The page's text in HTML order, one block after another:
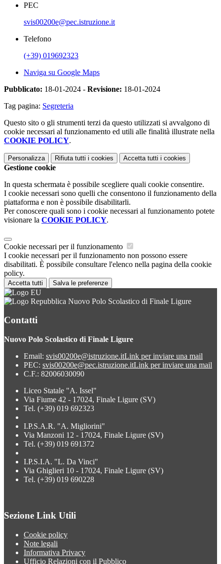
PEC
svis00200e@pec.istruzione.it
Telefono
(+39) 019692323
Naviga su Google Maps
Pubblicato: 18-01-2024 - Revisione: 18-01-2024
Tag pagina: Segreteria
Questo sito o gli strumenti terzi da questo utilizzati si avvalgono di
cookie necessari al funzionamento ed utili alle finalità illustrate nella
COOKIE POLICY.
Personalizza Rifiuta tutti i cookies Accetta tutti i cookies
Gestione cookie
In questa schermata è possibile scegliere quali cookie consentire.
I cookie necessari sono quelli che consentono il funzionamento della
piattaforma e non è possibile disabilitarli.
Per conoscere quali sono i cookie necessari al funzionamento potete
visionare la COOKIE POLICY.
Cookie necessari per il funzionamento
I cookie necessari per il funzionamento non possono essere
disabilitati. È possibile consultare l'elenco nella pagina della cookie
policy.
Accetta tutti Salva le preferenze
Nuovo Polo Scolastico di Finale Ligure
Contatti
Nuovo Polo Scolastico di Finale Ligure
Email: svis00200e@istruzione.itLink per inviare una mail
PEC: svis00200e@pec.istruzione.itLink per inviare una mail
C.F.: 82006030090
Liceo Statale "A. Issel"
Via Fiume 42 - 17024, Finale Ligure (SV)
Tel. (+39) 019 692323
I.P.S.A.R. "A. Migliorini"
Via Manzoni 12 - 17024, Finale Ligure (SV)
Tel. (+39) 019 691372
I.P.S.I.A. "L. Da Vinci"
Via Ghiglieri 10 - 17024, Finale Ligure (SV)
Tel. (+39) 019 690228
Sezione Link Utili
Cookie policy
Note legali
Informativa Privacy
Ufficio Relazioni con il Pubblico